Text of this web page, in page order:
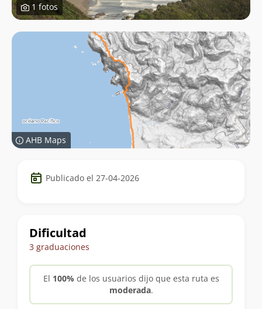
1 fotos
AHB Maps
Datos
del Publicado el 27-04-2026
Dificultad
3 graduaciones
El 100% de los usuarios dijo que esta ruta es
moderada.